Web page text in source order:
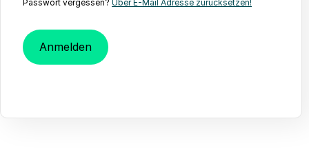
Passwort vergessen? Über E-Mail Adresse zurücksetzen!